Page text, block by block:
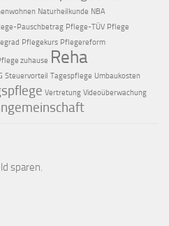
Naturheilkunde NBA
Pauschbetrag Pflege-TÜV Pflege
Pflegekurs Pflegereform
zuhause Reha
Steuervorteil Tagespflege Umbaukosten
Vertretung Videoüberwachung
sparen.